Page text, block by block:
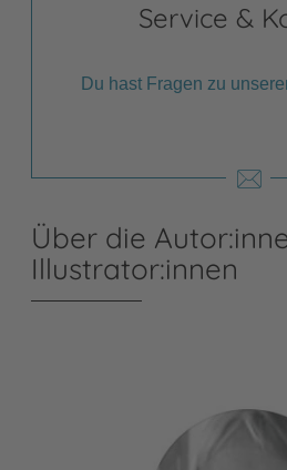
Service &
Du hast Fragen zu
Über die
Illustrator:innen